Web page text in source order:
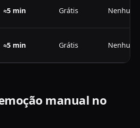
≈5 min Grátis Nenhum
≈5 min Grátis Nenhum
manual no